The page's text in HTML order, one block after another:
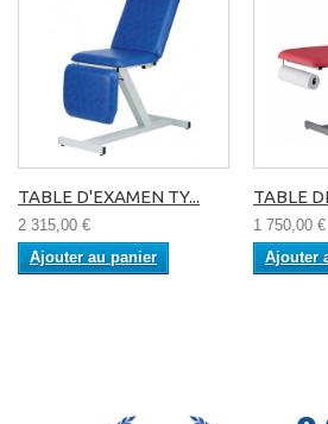
TABLE D'EXAMEN TY...
2 315,00 €
Ajouter au panier
TABLE
1 750,00 €
Ajouter